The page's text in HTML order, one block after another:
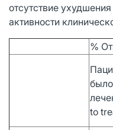
отсутствие
активности
%
to